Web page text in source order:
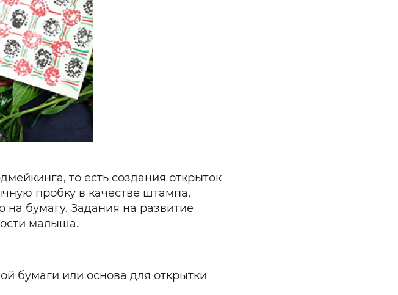
то есть создания открыток
пробку в качестве штампа,
на бумагу. Задания на развитие
малыша.
бумаги или основа для открытки